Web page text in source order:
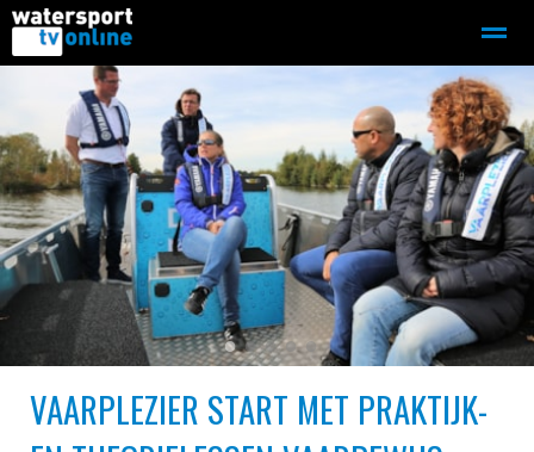
Motorboot-sloep
Home Contact Bellen Zoeken
●●●●●
VAARPLEZIER START MET PRAKTIJK-